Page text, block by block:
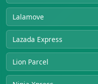
Lalamove
Lazada Express
Lion Parcel